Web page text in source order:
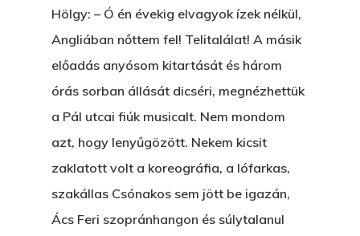
Hölgy: – Ó én évekig elvagyok ízek nélkül,
Angliában nőttem fel! Telitalálat! A másik
előadás anyósom kitartását és három
órás sorban állását dicséri, megnézhettük
a Pál utcai fiúk musicalt. Nem mondom
azt, hogy lenyűgözött. Nekem kicsit
zaklatott volt a koreográfia, a lófarkas,
szakállas Csónakos sem jött be igazán,
Ács Feri szopránhangon és súlytalanul
GYERE VELEM
KÖNYVESBOLTBA,
A „BECSÜLETES”